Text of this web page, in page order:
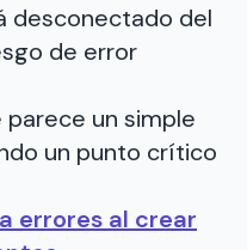
desconectado del
de error
parece un simple
un punto crítico
errores al crear